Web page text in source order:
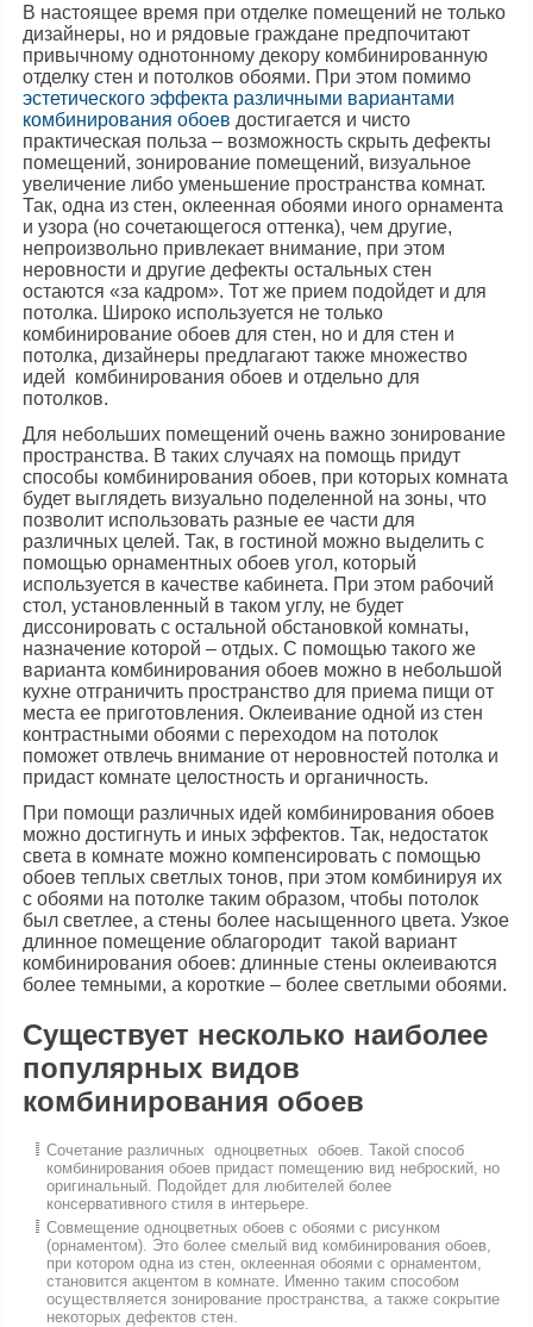
В настоящее время при отделке помещений не только
дизайнеры, но и рядовые граждане предпочитают
привычному однотонному декору комбинированную
отделку стен и потолков обоями. При этом помимо
эстетического эффекта различными вариантами
комбинирования обоев достигается и чисто
практическая польза – возможность скрыть дефекты
помещений, зонирование помещений, визуальное
увеличение либо уменьшение пространства комнат.
Так, одна из стен, оклеенная обоями иного орнамента
и узора (но сочетающегося оттенка), чем другие,
непроизвольно привлекает внимание, при этом
неровности и другие дефекты остальных стен
остаются «за кадром». Тот же прием подойдет и для
потолка. Широко используется не только
комбинирование обоев для стен, но и для стен и
потолка, дизайнеры предлагают также множество
идей комбинирования обоев и отдельно для
потолков.
Для небольших помещений очень важно зонирование
пространства. В таких случаях на помощь придут
способы комбинирования обоев, при которых комната
будет выглядеть визуально поделенной на зоны, что
позволит использовать разные ее части для
различных целей. Так, в гостиной можно выделить с
помощью орнаментных обоев угол, который
используется в качестве кабинета. При этом рабочий
стол, установленный в таком углу, не будет
диссонировать с остальной обстановкой комнаты,
назначение которой – отдых. С помощью такого же
варианта комбинирования обоев можно в небольшой
кухне отграничить пространство для приема пищи от
места ее приготовления. Оклеивание одной из стен
контрастными обоями с переходом на потолок
поможет отвлечь внимание от неровностей потолка и
придаст комнате целостность и органичность.
При помощи различных идей комбинирования обоев
можно достигнуть и иных эффектов. Так, недостаток
света в комнате можно компенсировать с помощью
обоев теплых светлых тонов, при этом комбинируя их
с обоями на потолке таким образом, чтобы потолок
был светлее, а стены более насыщенного цвета. Узкое
длинное помещение облагородит такой вариант
комбинирования обоев: длинные стены оклеиваются
более темными, а короткие – более светлыми обоями.
Существует несколько наиболее
популярных видов
комбинирования обоев
Сочетание различных одноцветных обоев. Такой способ
комбинирования обоев придаст помещению вид неброский, но
оригинальный. Подойдет для любителей более
консервативного стиля в интерьере.
Совмещение одноцветных обоев с обоями с рисунком
(орнаментом). Это более смелый вид комбинирования обоев,
при котором одна из стен, оклеенная обоями с орнаментом,
становится акцентом в комнате. Именно таким способом
осуществляется зонирование пространства, а также сокрытие
некоторых дефектов стен.